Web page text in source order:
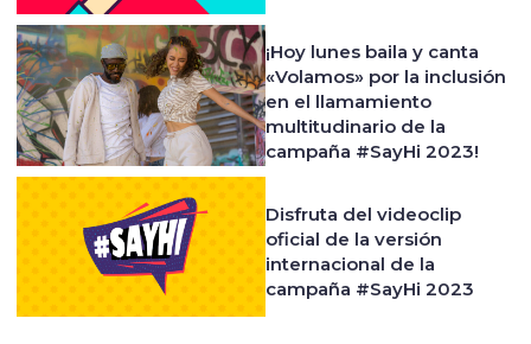
¡Hoy lunes baila y canta
«Volamos» por la inclusión
en el llamamiento
multitudinario de la
campaña #SayHi 2023!
Disfruta del videoclip
oficial de la versión
internacional de la
campaña #SayHi 2023